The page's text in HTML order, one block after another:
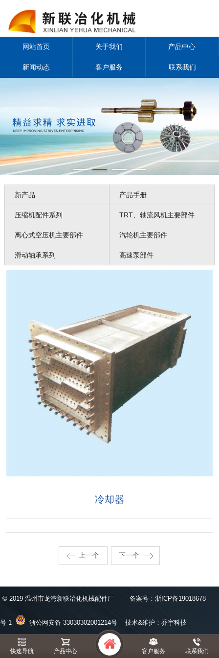
网站首页 关于我们 产品中心
新闻动态 客户服务 联系我们
新产品 产品手册
压缩机配件系列 TRT、轴流风机主要部件
离心式空压机主要部件 汽轮机主要部件
滑动轴承系列 高速泵部件
冷却器
上一个 下一个
© 2019 温州市龙湾新联冶化机械配件厂 备案号： 浙ICP备19018678
号-1 浙公网安备 33030302001214号 技术&维护： 乔宇科技
快速导航 产品中心 客户服务 联系我们